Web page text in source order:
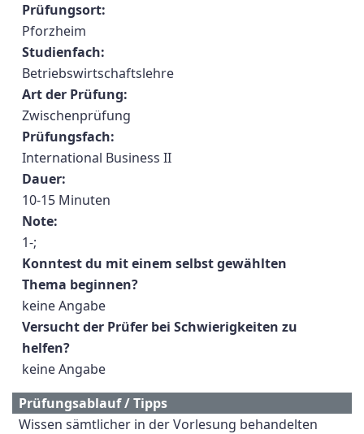
Prüfungsort:
Pforzheim
Studienfach:
Betriebswirtschaftslehre
Art der Prüfung:
Zwischenprüfung
Prüfungsfach:
International Business II
Dauer:
10-15 Minuten
Note:
1-;
Konntest du mit einem selbst gewählten
Thema beginnen?
keine Angabe
Versucht der Prüfer bei Schwierigkeiten zu
helfen?
keine Angabe
Prüfungsablauf / Tipps
Wissen sämtlicher in der Vorlesung behandelten